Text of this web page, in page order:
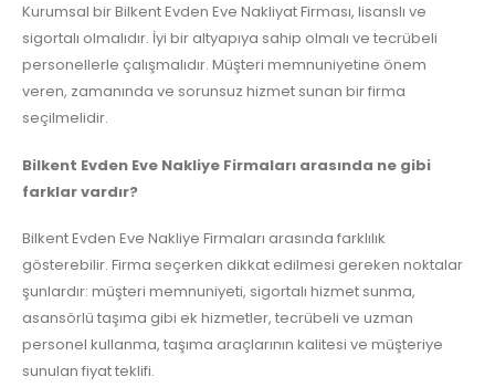
Kurumsal bir Bilkent Evden Eve Nakliyat Firması, lisanslı ve
sigortalı olmalıdır. İyi bir altyapıya sahip olmalı ve tecrübeli
personellerle çalışmalıdır. Müşteri memnuniyetine önem
veren, zamanında ve sorunsuz hizmet sunan bir firma
seçilmelidir.
Bilkent Evden Eve Nakliye Firmaları arasında ne gibi
farklar vardır?
Bilkent Evden Eve Nakliye Firmaları arasında farklılık
gösterebilir. Firma seçerken dikkat edilmesi gereken noktalar
şunlardır: müşteri memnuniyeti, sigortalı hizmet sunma,
asansörlü taşıma gibi ek hizmetler, tecrübeli ve uzman
personel kullanma, taşıma araçlarının kalitesi ve müşteriye
sunulan fiyat teklifi.